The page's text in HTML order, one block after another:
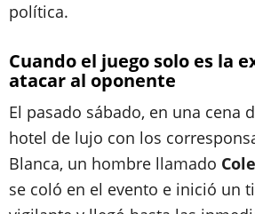
política.
Cuando el juego solo es la
atacar al oponente
El pasado sábado, en una cena
hotel de lujo con los
Blanca, un hombre llamado
se coló en el evento e inició un